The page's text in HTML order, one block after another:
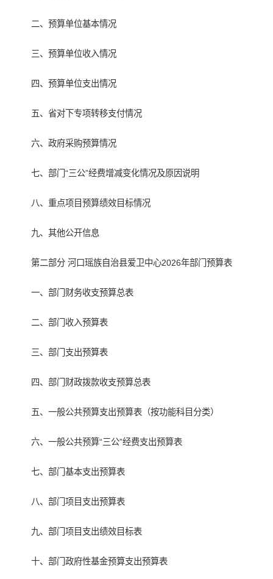
二、预算单位基本情况
三、预算单位收入情况
四、预算单位支出情况
五、省对下专项转移支付情况
六、政府采购预算情况
七、部门“三公”经费增减变化情况及原因说明
八、重点项目预算绩效目标情况
九、其他公开信息
第二部分 河口瑶族自治县爱卫中心2026年部门预算表
一、部门财务收支预算总表
二、部门收入预算表
三、部门支出预算表
四、部门财政拨款收支预算总表
五、一般公共预算支出预算表（按功能科目分类）
六、一般公共预算“三公”经费支出预算表
七、部门基本支出预算表
八、部门项目支出预算表
九、部门项目支出绩效目标表
十、部门政府性基金预算支出预算表